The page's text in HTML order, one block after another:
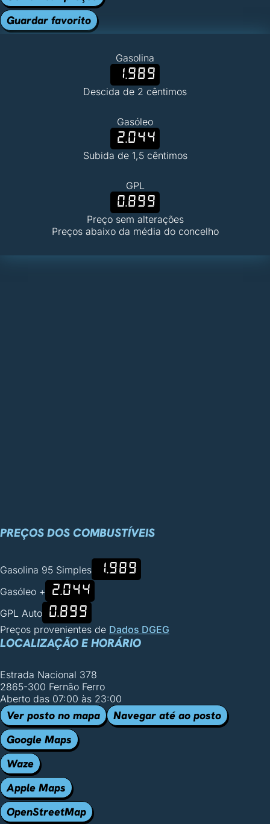
Guardar favorito
Gasolina
1.989
Descida de 2 cêntimos
Gasóleo
2.044
Subida de 1,5 cêntimos
GPL
0.899
Preço sem alterações
Preços abaixo da média do concelho
PREÇOS DOS COMBUSTÍVEIS
Gasolina 95 Simples 1.989
Gasóleo + 2.044
GPL Auto 0.899
Preços provenientes de Dados DGEG
LOCALIZAÇÃO E HORÁRIO
Estrada Nacional 378
2865-300 Fernão Ferro
Aberto das 07:00 às 23:00
Ver posto no mapa
Navegar até ao posto
Google Maps
Waze
Apple Maps
OpenStreetMap